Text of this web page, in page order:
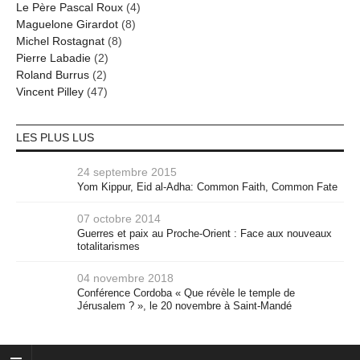
Le Père Pascal Roux (4)
Maguelone Girardot (8)
Michel Rostagnat (8)
Pierre Labadie (2)
Roland Burrus (2)
Vincent Pilley (47)
LES PLUS LUS
24 septembre 2015
Yom Kippur, Eid al-Adha: Common Faith, Common Fate
07 octobre 2014
Guerres et paix au Proche-Orient : Face aux nouveaux
totalitarismes
04 novembre 2018
Conférence Cordoba « Que révèle le temple de
Jérusalem ? », le 20 novembre à Saint-Mandé